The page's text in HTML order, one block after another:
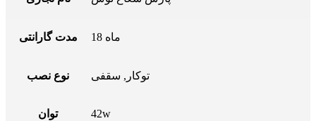
مدت گارانتی 18 ماه
نوع نصب توکار , سقفی
توان 42w